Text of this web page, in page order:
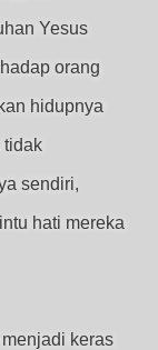
Yesus
orang
hidupnya
tidak
sendiri,
hati mereka
keras